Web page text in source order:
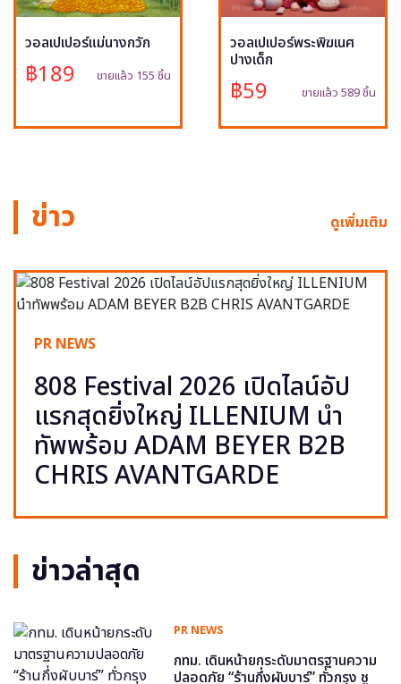
วอลเปเปอร์แม่นางกวัก
฿189 ขายแล้ว 155 ชิ้น
วอลเปเปอร์พระพิฆเนศ
ปางเด็ก
฿59 ขายแล้ว 589 ชิ้น
ข่าว ดูเพิ่มเติม
PR NEWS
808 Festival 2026 เปิดไลน์อัป
แรกสุดยิ่งใหญ่ ILLENIUM นำ
ทัพพร้อม ADAM BEYER B2B
CHRIS AVANTGARDE
ข่าวล่าสุด
PR NEWS
กทม. เดินหน้ายกระดับมาตรฐานความ
ปลอดภัย “ร้านกึ่งผับบาร์” ทั่วกรุง ชู